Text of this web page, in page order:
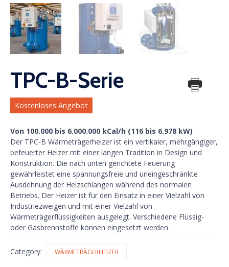
TPC-B-Serie
Kostenloses Angebot
Von 100.000 bis 6.000.000 kCal/h (116 bis 6.978 kW)
Der TPC-B Wärmeträgerheizer ist ein vertikaler, mehrgängiger,
befeuerter Heizer mit einer langen Tradition in Design und
Konstruktion. Die nach unten gerichtete Feuerung
gewährleistet eine spannungsfreie und uneingeschränkte
Ausdehnung der Heizschlangen während des normalen
Betriebs. Der Heizer ist für den Einsatz in einer Vielzahl von
Industriezweigen und mit einer Vielzahl von
Wärmeträgerflüssigkeiten ausgelegt. Verschiedene Flüssig-
oder Gasbrennstoffe können eingesetzt werden.
Category: WÄRMETRÄGERHEIZER